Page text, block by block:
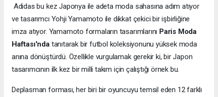
Adidas bu kez Japonya ile adeta moda sahasına adım atıyor
ve tasarımcı Yohji Yamamoto ile dikkat çekici bir işbirliğine
imza atıyor. Yamamoto formaların tasarımlarını Paris Moda
Haftası'ndatanıtarak bir futbol koleksiyonunu yüksek moda
anına dönüştürdü. Özellikle vurgulamak gerekir ki, bir Japon
tasarımcının ilk kez bir milli takım için çalıştığı örnek bu.
Deplasman forması, her biri bir oyuncuyu temsil eden 12 farklı